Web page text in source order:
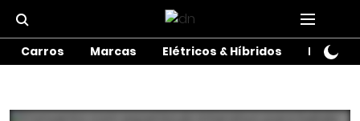
Carros Marcas Elétricos & Híbridos Motos